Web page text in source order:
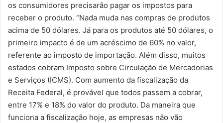
os consumidores precisarão pagar os impostos para
receber o produto. “Nada muda nas compras de produtos
acima de 50 dólares. Já para os produtos até 50 dólares, o
primeiro impacto é de um acréscimo de 60% no valor,
referente ao imposto de importação. Além disso, muitos
estados cobram Imposto sobre Circulação de Mercadorias
e Serviços (ICMS). Com aumento da fiscalização da
Receita Federal, é provável que todos passem a cobrar,
entre 17% e 18% do valor do produto. Da maneira que
funciona a fiscalização hoje, as empresas não vão